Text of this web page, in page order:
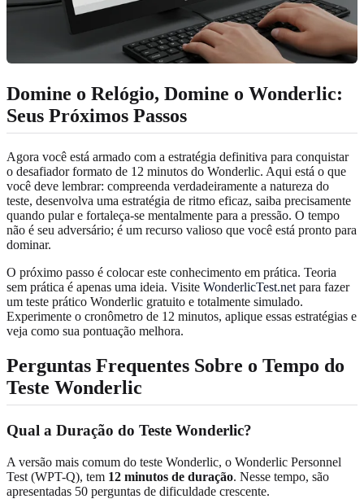
Domine o Relógio, Domine o Wonderlic:
Seus Próximos Passos
Agora você está armado com a estratégia definitiva para conquistar
o desafiador formato de 12 minutos do Wonderlic. Aqui está o que
você deve lembrar: compreenda verdadeiramente a natureza do
teste, desenvolva uma estratégia de ritmo eficaz, saiba precisamente
quando pular e fortaleça-se mentalmente para a pressão. O tempo
não é seu adversário; é um recurso valioso que você está pronto para
dominar.
O próximo passo é colocar este conhecimento em prática. Teoria
sem prática é apenas uma ideia. Visite WonderlicTest.net para fazer
um teste prático Wonderlic gratuito e totalmente simulado.
Experimente o cronômetro de 12 minutos, aplique essas estratégias e
veja como sua pontuação melhora.
Perguntas Frequentes Sobre o Tempo do
Teste Wonderlic
Qual a Duração do Teste Wonderlic?
A versão mais comum do teste Wonderlic, o Wonderlic Personnel
Test (WPT-Q), tem 12 minutos de duração. Nesse tempo, são
apresentadas 50 perguntas de dificuldade crescente.